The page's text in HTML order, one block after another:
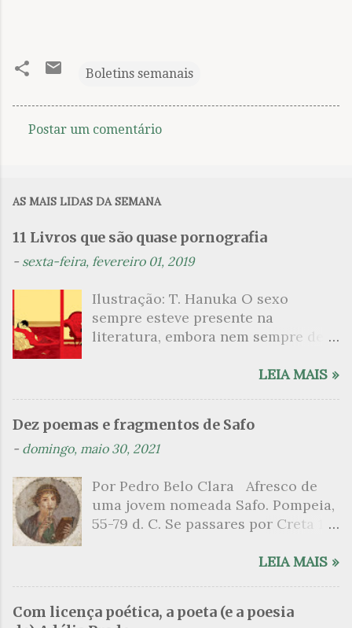
Boletins semanais
n
t
i
o
Postar um comentário
AS MAIS LIDAS DA SEMANA
11 Livros que são quase pornografia
- sexta-feira, fevereiro 01, 2019
Ilustração: T. Hanuka O sexo
sempre esteve presente na
literatura, embora nem sempre de
que mergulharam em sua própria
psicanalítico e findaram por revelar
a partir dessa intimidade o lado
apresenta um conjunto de livros
nos quais os escritores se
desnudam, livros que dispensam o
tom. Christine Angot, até o presente
uma romancista francesa quase
desconhecida no Brasil embora
tenha sido autora de um livro
LEIA MAIS »
Dez poemas e fragmentos de Safo
- domingo, maio 30, 2021
Por Pedro Belo Clara Afresco de
uma jovem nomeada Safo. Pompeia,
55-79 d. C. Se passares por Creta 1
grato é o pomar de macieiras e do
no meio dos ramos escorre a água,
LEIA MAIS »
Com licença poética, a poeta (e a poesia